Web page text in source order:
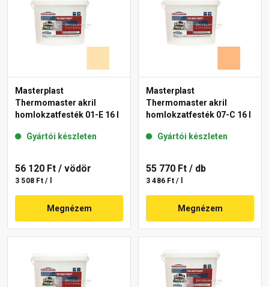
Masterplast
Thermomaster akril
homlokzatfesték 01-E 16 l
Gyártói készleten
56 120 Ft / vödör
3 508 Ft / l
Megnézem
Masterplast
Thermomaster akril
homlokzatfesték 07-C 16 l
Gyártói készleten
55 770 Ft / db
3 486 Ft / l
Megnézem